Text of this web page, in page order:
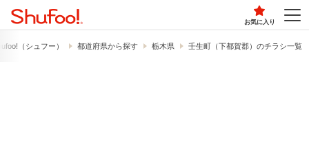
お気に入り
（シュフー） 都道府県から探す 栃木県 壬生町（下都賀郡）のチラシ一覧